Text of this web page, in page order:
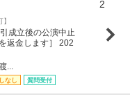
成立後の公演中止
返金します］ 202
...
なし 質問受付
2